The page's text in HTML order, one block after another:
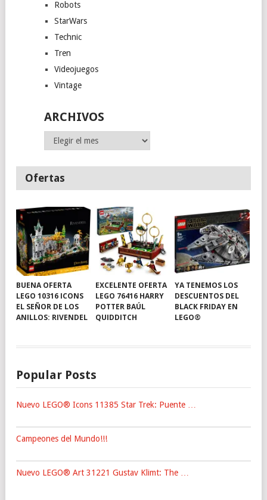
Robots
StarWars
Technic
Tren
Videojuegos
Vintage
ARCHIVOS
Archivos
Ofertas
BUENA OFERTA
LEGO 10316 ICONS
EL SEÑOR DE LOS
ANILLOS: RIVENDEL
EXCELENTE OFERTA
LEGO 76416 HARRY
POTTER BAÚL
QUIDDITCH
YA TENEMOS LOS
DESCUENTOS DEL
BLACK FRIDAY EN
LEGO®
Popular Posts
Nuevo LEGO® Icons 11385 Star Trek: Puente …
Campeones del Mundo!!!
Nuevo LEGO® Art 31221 Gustav Klimt: The …